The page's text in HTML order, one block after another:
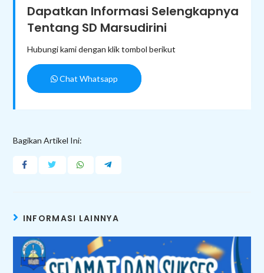
Dapatkan Informasi Selengkapnya
Tentang SD Marsudirini
Hubungi kami dengan klik tombol berikut
Chat Whatsapp
Bagikan Artikel Ini:
INFORMASI LAINNYA